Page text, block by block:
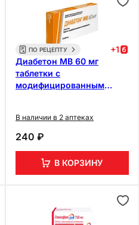
ПО РЕЦЕПТУ +1
Диабетон МВ 60 мг
таблетки с
модифицированным
В наличии в 2 аптеках
240 ₽
В КОРЗИНУ